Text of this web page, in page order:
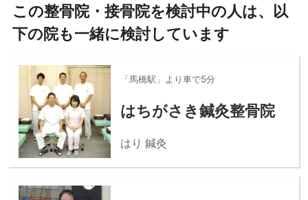
この整骨院・接骨院を検討中の人は、以
下の院も一緒に検討しています
「馬橋駅」より車で5分
はちがさき鍼灸整骨院
はり 鍼灸